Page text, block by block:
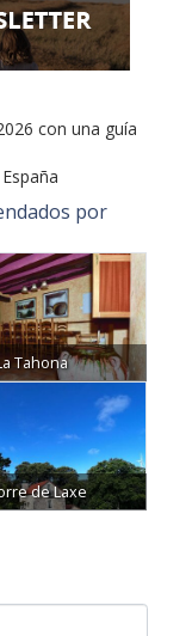
con una guía
por
Tahona
de Laxe